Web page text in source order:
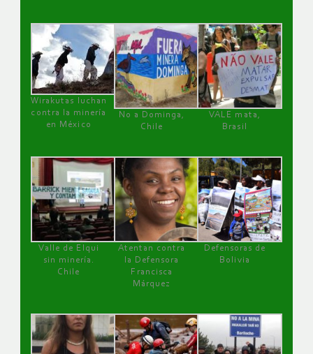
Wirakutas luchan
contra la minería
en México
No a Dominga,
Chile
VALE mata,
Brasil
Valle de Elqui
sin minería.
Chile
Atentan contra
la Defensora
Francisca
Márquez
Defensoras de
Bolivia